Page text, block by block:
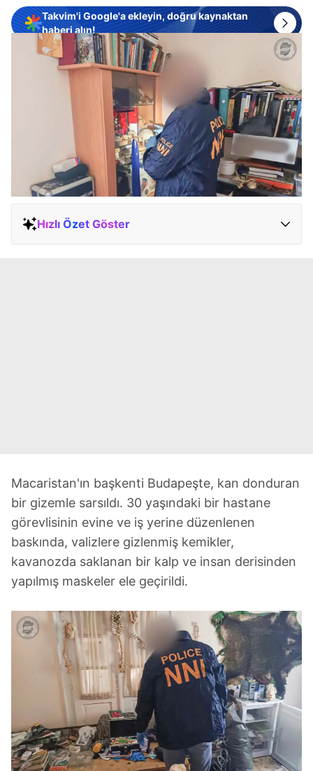
Takvim'i Google'a ekleyin, doğru kaynaktan
haberi alın!
Hızlı Özet Göster
Macaristan'ın başkenti Budapeşte, kan donduran
bir gizemle sarsıldı. 30 yaşındaki bir hastane
görevlisinin evine ve iş yerine düzenlenen
baskında, valizlere gizlenmiş kemikler,
kavanozda saklanan bir kalp ve insan derisinden
yapılmış maskeler ele geçirildi.